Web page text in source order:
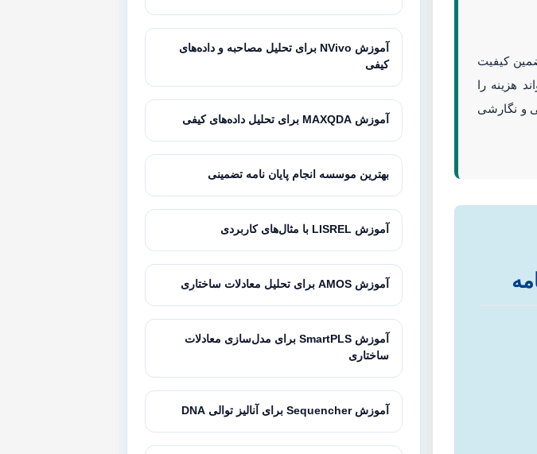
کیفیت
هزینه را
و نگارشی
آموزش NVivo برای تحلیل مصاحبه و داده‌های
کیفی
آموزش MAXQDA برای تحلیل داده‌های کیفی
بهترین موسسه انجام پایان نامه تضمینی
آموزش LISREL با مثال‌های کاربردی
آموزش AMOS برای تحلیل معادلات ساختاری
آموزش SmartPLS برای مدل‌سازی معادلات
ساختاری
آموزش Sequencher برای آنالیز توالی DNA